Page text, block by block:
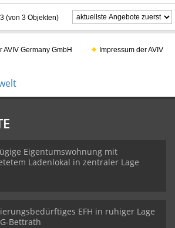
(von 3 Objekten)
Germany GmbH
Impressum der AVIV
Eigentumswohnung mit
Ladenlokal in zentraler Lage
EFH in ruhiger Lage
Bettrath